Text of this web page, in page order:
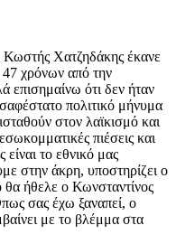
Κωστής Χατζηδάκης έκανε
47 χρόνων από την
ότι δεν ήταν
πολιτικό μήνυμα
στον λαϊκισμό και
πιέσεις και
είναι το εθνικό μας
στην άκρη, υποστηρίζει ο
θα ήθελε ο Κωνσταντίνος
σας έχω ξαναπεί, ο
με το βλέμμα στα